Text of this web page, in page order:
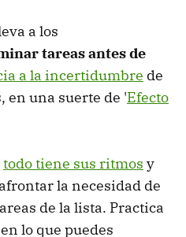
a los
tareas antes de
a la incertidumbre de
en una suerte de 'Efecto
todo tiene sus ritmos y
la necesidad de
de la lista. Practica
lo que puedes